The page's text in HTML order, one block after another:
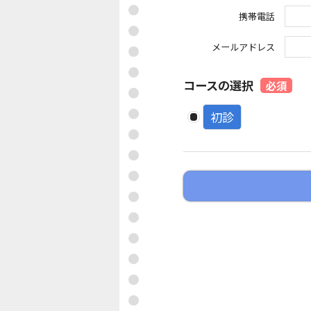
携帯電話
メールアドレス
コースの選択 必須
初診